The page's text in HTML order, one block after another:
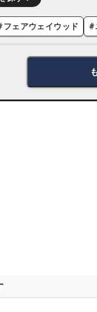
フェアウェイウッド #